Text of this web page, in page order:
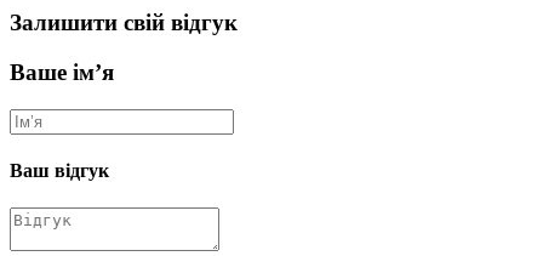
Залишити свій відгук
Ваше ім’я
Ваш відгук